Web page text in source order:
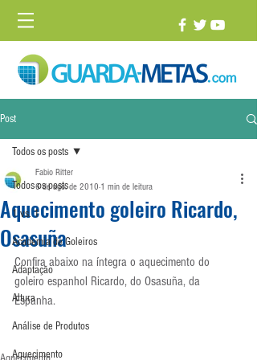
Post
Todos os posts
1 vs. 1
Academia de Goleiros
Adaptação
Altura
Análise de Produtos
Aquecimento
Todos os posts
Aquecimento goleiro Ricardo,
Osasuña
Fabio Ritter
6 de ago. de 2010 1 min de leitura
Confira abaixo na íntegra o aquecimento do
goleiro espanhol Ricardo, do Osasuña, da
Espanha.